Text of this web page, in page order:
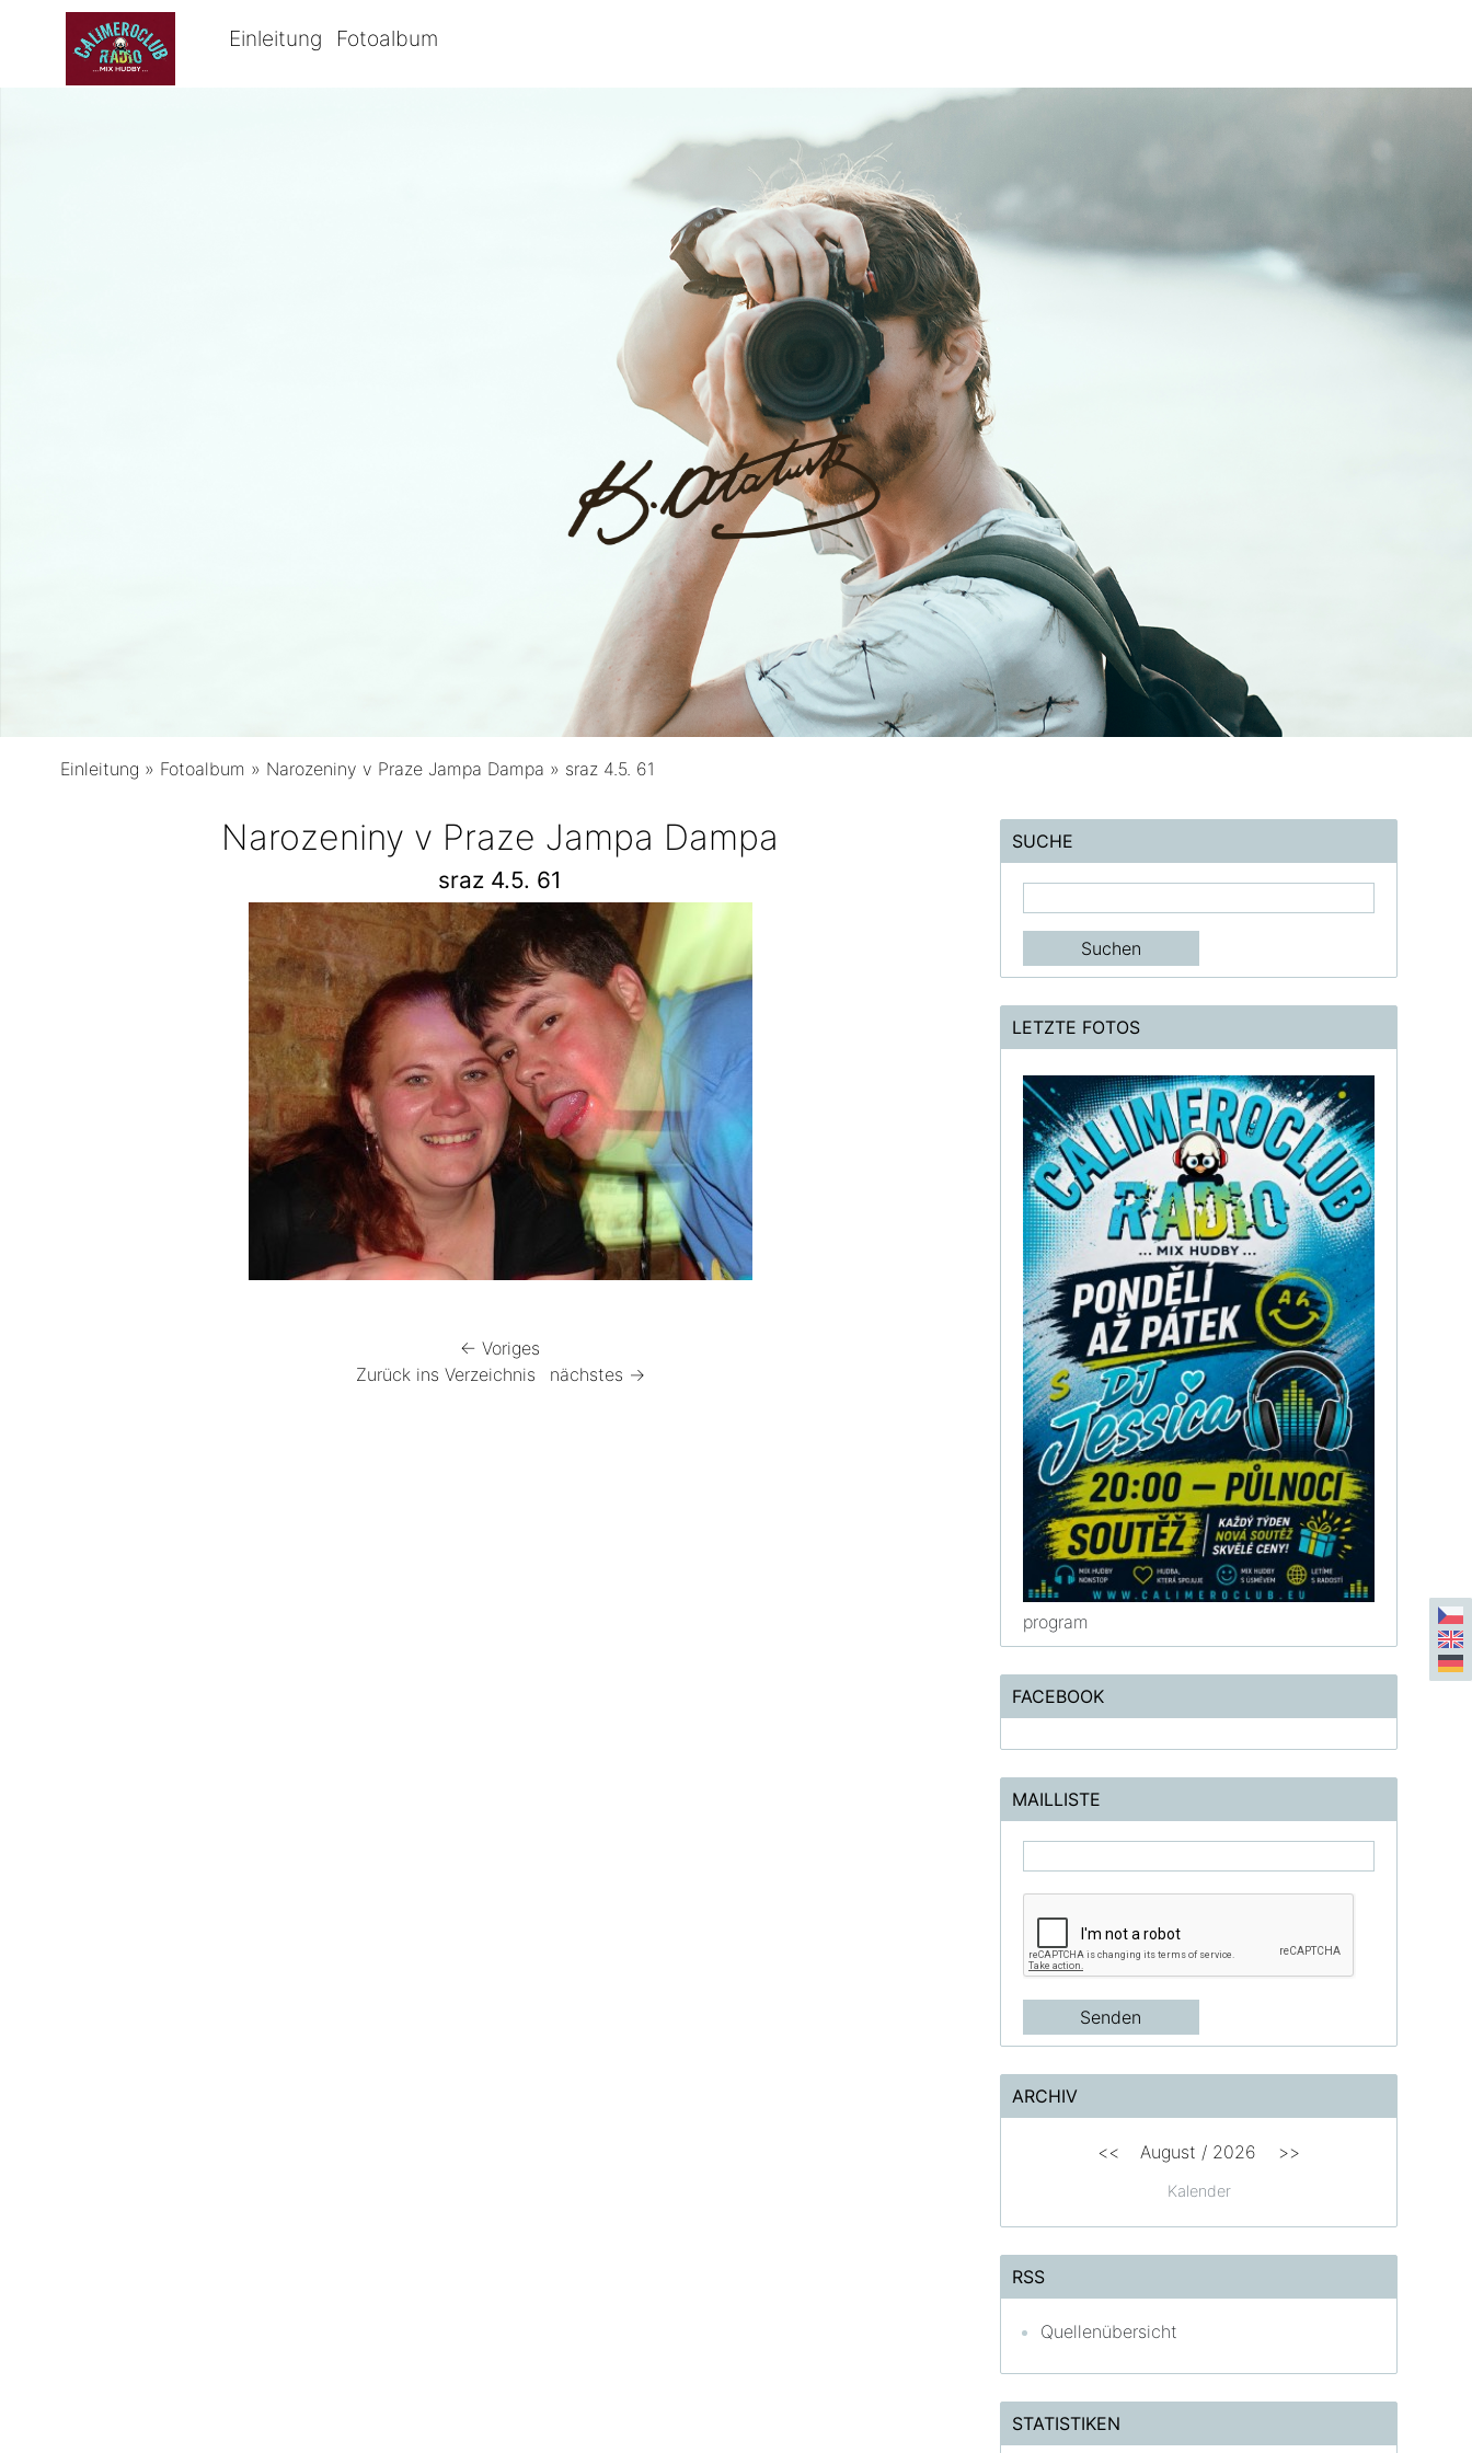
Einleitung Fotoalbum
Einleitung » Fotoalbum » Narozeniny v Praze Jampa Dampa » sraz 4.5. 61
Narozeniny v Praze Jampa Dampa
sraz 4.5. 61
← Voriges
Zurück ins Verzeichnis
nächstes →
SUCHE
LETZTE FOTOS
program
FACEBOOK
MAILLISTE
ARCHIV
Kalender
<< August / 2026 >>
RSS
Quellenübersicht
STATISTIKEN